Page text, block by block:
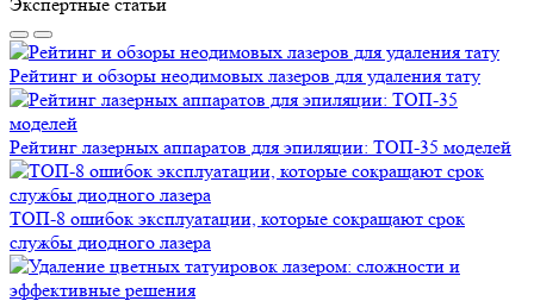
Рейтинг и обзоры неодимовых лазеров для удаления тату
Рейтинг лазерных аппаратов для эпиляции: ТОП-35 моделей
ТОП-8 ошибок эксплуатации, которые сокращают срок
службы диодного лазера